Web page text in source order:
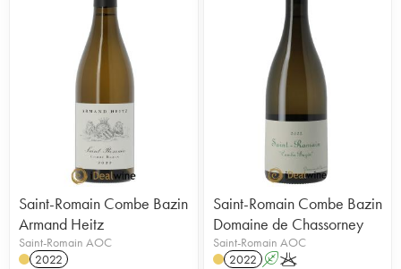
Saint-Romain Combe Bazin
Armand Heitz
Saint-Romain AOC
2022
Saint-Romain Combe Bazin
Domaine de Chassorney
Saint-Romain AOC
2022 AK